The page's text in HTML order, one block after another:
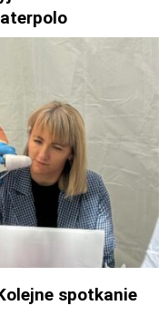
spotkanie